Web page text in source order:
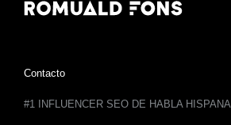
Contacto
#1 INFLUENCER SEO DE HABLA HISPANA